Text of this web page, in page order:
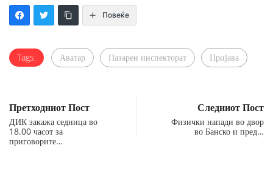
Повеќе
Tags: Аватар Пазарен инспекторат Пријава
Претходниот Пост
ДИК закажа седница во
18.00 часот за
приговорите…
Следниот Пост
Физички напади во двор
во Банско и пред…